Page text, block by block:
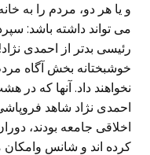
و یا هر دو، مردم را به
می تواند داشته باشد:
رئیسی بدتر از احمدی نژاد!
خوشبختانه بخش آگاه
نخواهند داد. آنها که
احمدی نژاد شاهد
اخلاقی جامعه بودند،
کرده اند و شانس وامکان